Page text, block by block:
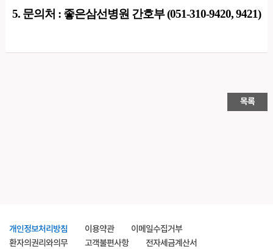
5. 문의처 : 좋은삼선병원 간호부 (051-310-9420, 9421)​​
목록
개인정보처리방침 이용약관
이메일수집거부
환자의권리와의무
고객불편사항
전자세금계산서